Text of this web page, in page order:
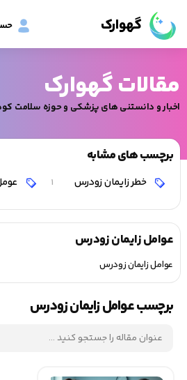
گهوارک
مقالات گهوارک
اخبار و دانستنی های پزشکی و حوزه سلامت
برچسب های مشابه
خطر زایمان زودرس 1
عوامل زایمان زودرس
عوامل زایمان زودرس
برچسب عوامل زایمان زودرس